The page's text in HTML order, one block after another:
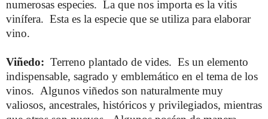
numerosas especies. La que nos importa es la vitis
vinífera. Esta es la especie que se utiliza para elaborar
vino.
Viñedo: Terreno plantado de vides. Es un elemento
indispensable, sagrado y emblemático en el tema de los
vinos. Algunos viñedos son naturalmente muy
valiosos, ancestrales, históricos y privilegiados, mientras